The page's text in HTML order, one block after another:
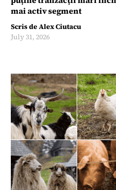
mai activ segment
Scris deAlex Ciutacu
July 31, 2026